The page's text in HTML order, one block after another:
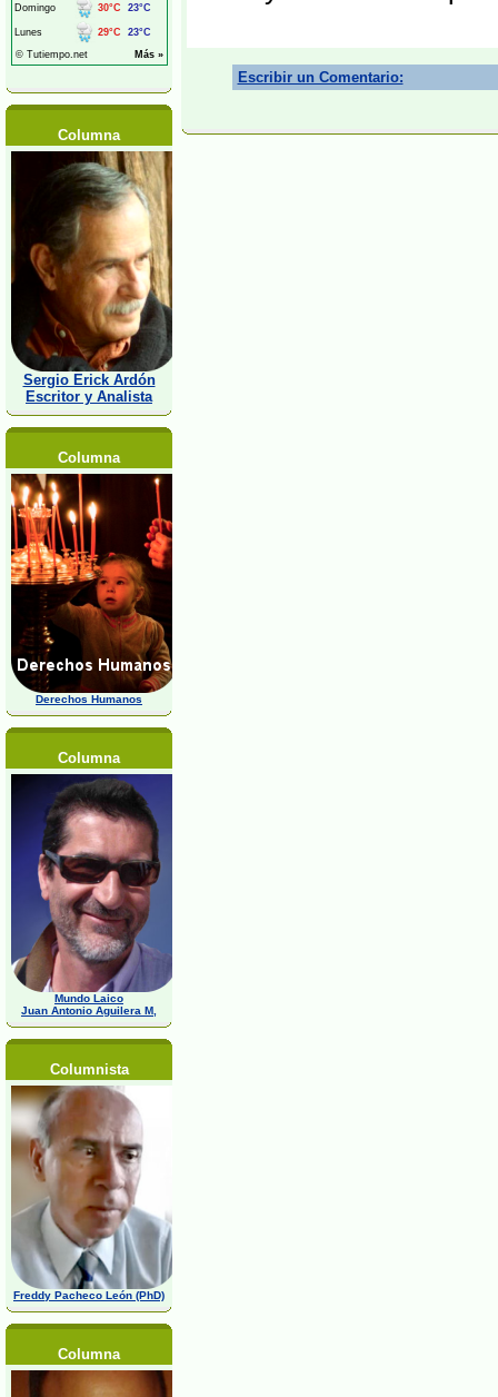
Columna
Sergio Erick Ardón
Escritor y Analista
Columna
Derechos Humanos
Columna
Mundo Laico
Juan Antonio Aguilera M,
Columnista
Freddy Pacheco León (PhD)
Columna
Escribir un Comentario: